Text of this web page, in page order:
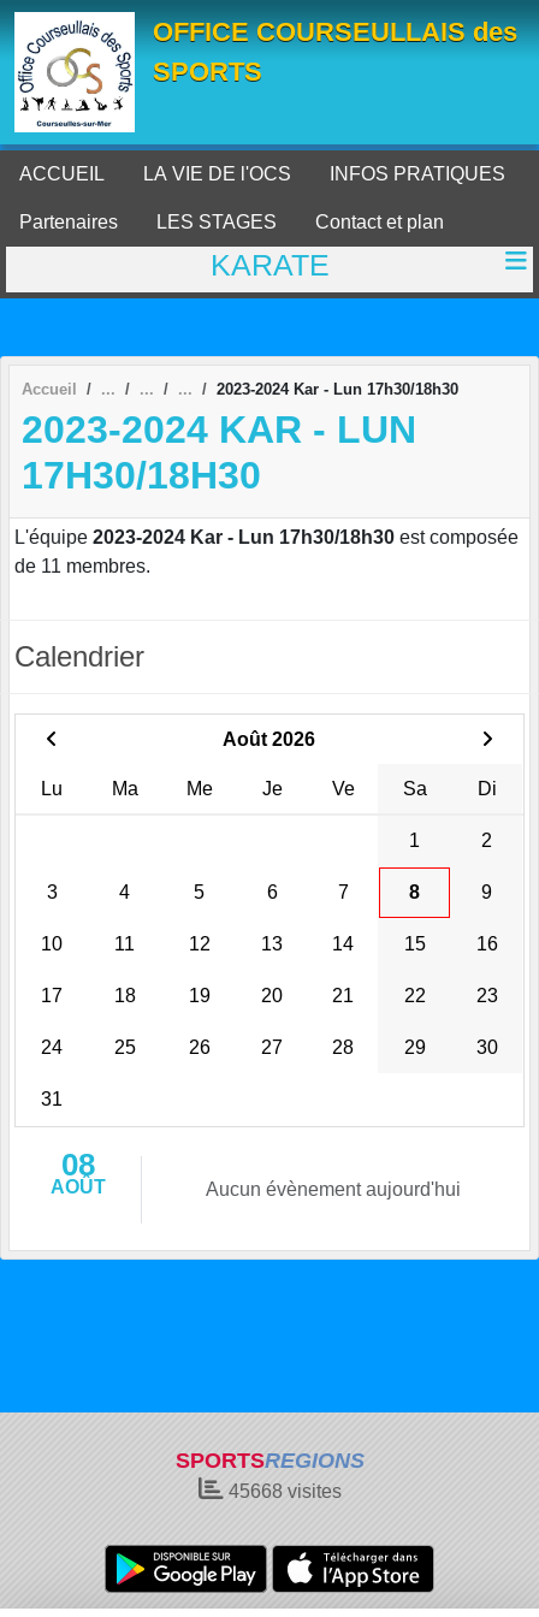
OFFICE COURSEULLAIS des
SPORTS
ACCUEIL LA VIE DE l'OCS INFOS PRATIQUES
Partenaires LES STAGES Contact et plan
KARATE
Accueil 2023-2024 Kar - Lun 17h30/18h30
2023-2024 KAR - LUN
17H30/18H30
L'équipe 2023-2024 Kar - Lun 17h30/18h30 est composée
de 11 membres.
Calendrier
Août 2026
Lu Ma Me Je Ve Sa Di
1 2
3 4 5 6 7 8 9
10 11 12 13 14 15 16
17 18 19 20 21 22 23
24 25 26 27 28 29 30
31
08
AOÛT Aucun évènement aujourd'hui
SPORTSREGIONS
45668visites
Panneau de gestion des cookies